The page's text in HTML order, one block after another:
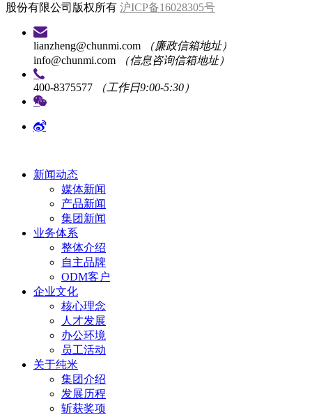
股份有限公司版权所有 沪ICP备16028305号
lianzheng@chunmi.com
（廉政信箱地址）
info@chunmi.com
（信息咨询信箱地址）
400-8375577 （工作日9:00-5:30）
新闻动态
媒体新闻
产品新闻
集团新闻
业务体系
整体介绍
自主品牌
ODM客户
企业文化
核心理念
人才发展
办公环境
员工活动
关于纯米
集团介绍
发展历程
斩获奖项